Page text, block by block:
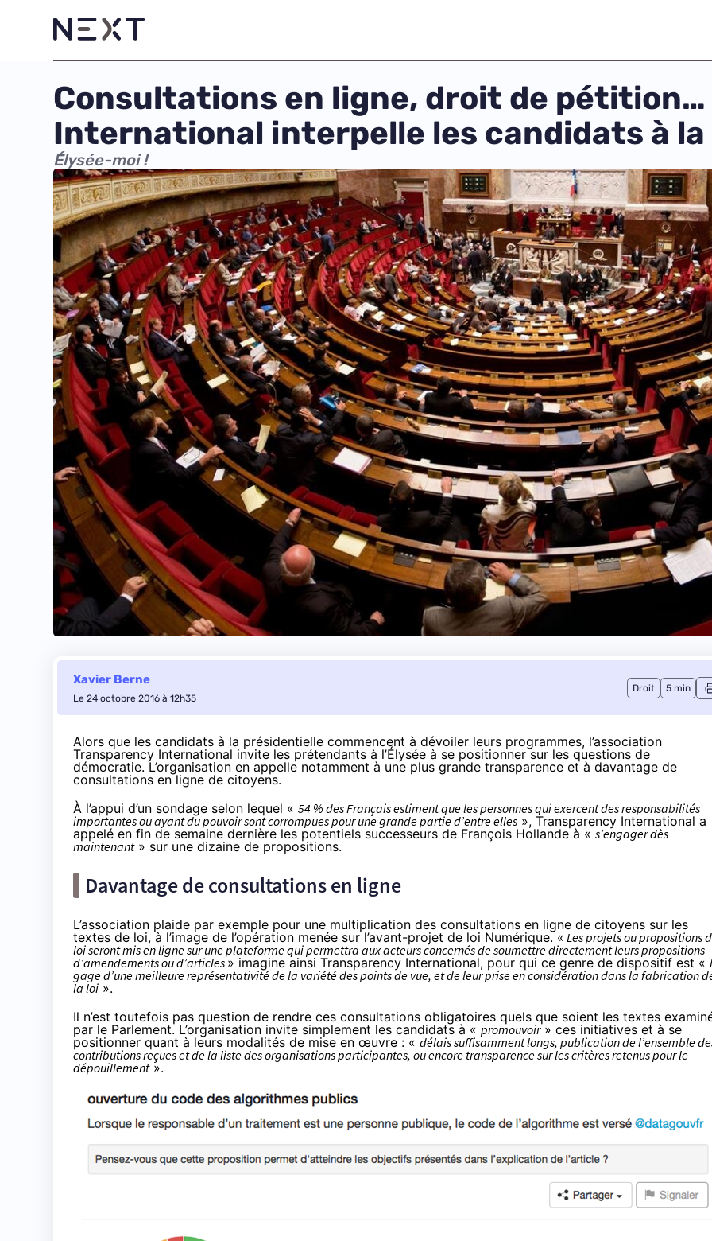
Consultations en ligne, droit de pétition…
International interpelle les candidats à
Élysée-moi !
Xavier Berne
Le 24 octobre 2016 à 12h35
Droit 5 min
Alors que les candidats à la présidentielle commencent à dévoiler leurs programmes, l’association
Transparency International invite les prétendants à l’Élysée à se positionner sur les questions de
démocratie. L’organisation en appelle notamment à une plus grande transparence et à davantage de
consultations en ligne de citoyens.
À l’appui d’un sondage selon lequel « 54 % des Français estiment que les personnes qui exercent des responsabilités
importantes ou ayant du pouvoir sont corrompues pour une grande partie d’entre elles », Transparency International a
appelé en fin de semaine dernière les potentiels successeurs de François Hollande à « s’engager dès
maintenant» sur une dizaine de propositions.
Davantage de consultations en ligne
L’association plaide par exemple pour une multiplication des consultations en ligne de citoyens sur les
textes de loi, à l’image de l’opération menée sur l’avant-projet de loi Numérique. « Les projets ou propositions
loi seront mis en ligne sur une plateforme qui permettra aux acteurs concernés de soumettre directement leurs propositions
d’amendements ou d’articles » imagine ainsi Transparency International, pour qui ce genre de dispositif est «
gage d’une meilleure représentativité de la variété des points de vue, et de leur prise en considération dans la fabrication
la loi ».
Il n’est toutefois pas question de rendre ces consultations obligatoires quels que soient les textes
par le Parlement. L’organisation invite simplement les candidats à « promouvoir» ces initiatives et à se
positionner quant à leurs modalités de mise en œuvre : « délais suffisamment longs, publication de l’ensemble
contributions reçues et de la liste des organisations participantes, ou encore transparence sur les critères retenus pour le
dépouillement».